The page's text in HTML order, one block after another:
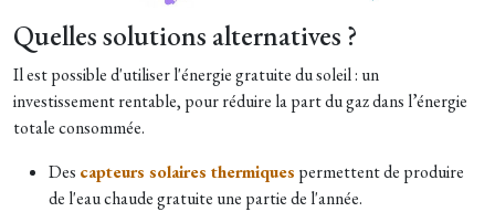
Quelles solutions alternatives ?
Il est possible d'utiliser l'énergie gratuite du soleil : un
investissement rentable, pour réduire la part du gaz dans l’énergie
totale consommée.
Des capteurs solaires thermiques permettent de produire
de l'eau chaude gratuite une partie de l'année.